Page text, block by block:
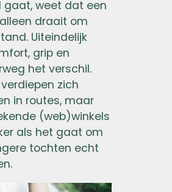
gaat, weet dat een
draait om
Uiteindelijk
grip en
het verschil.
zich
in routes, maar
(web)winkels
als het gaat om
tochten echt